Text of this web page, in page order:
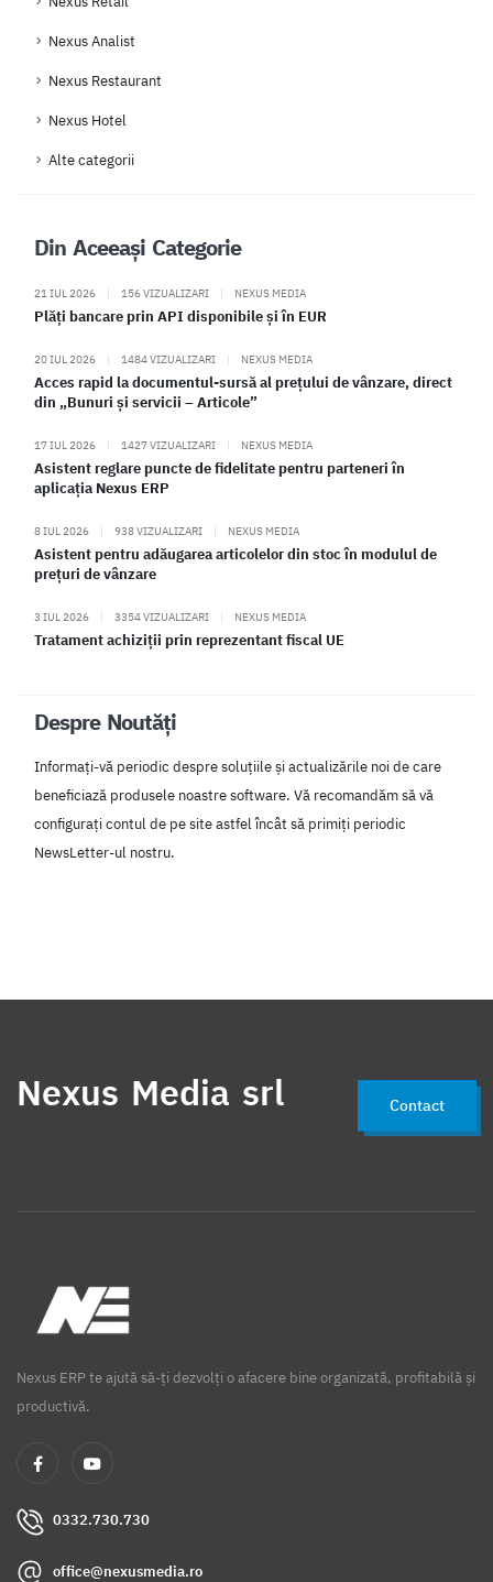
Nexus Analist
Nexus Restaurant
Nexus Hotel
Alte categorii
Din Aceeași Categorie
21 IUL 2026 | 156 VIZUALIZARI | NEXUS MEDIA
Plăți bancare prin API disponibile și în EUR
20 IUL 2026 | 1484 VIZUALIZARI | NEXUS MEDIA
Acces rapid la documentul-sursă al prețului de vânzare, direct
din „Bunuri și servicii – Articole”
17 IUL 2026 | 1427 VIZUALIZARI | NEXUS MEDIA
Asistent reglare puncte de fidelitate pentru parteneri în
aplicația Nexus ERP
8 IUL 2026 | 938 VIZUALIZARI | NEXUS MEDIA
Asistent pentru adăugarea articolelor din stoc în modulul de
prețuri de vânzare
3 IUL 2026 | 3354 VIZUALIZARI | NEXUS MEDIA
Tratament achiziții prin reprezentant fiscal UE
Despre Noutăți
Informați-vă periodic despre soluțiile și actualizările noi de care
beneficiază produsele noastre software. Vă recomandăm să vă
configurați contul de pe site astfel încât să primiți periodic
NewsLetter-ul nostru.
Nexus Media srl Contact
Nexus ERP te ajută să-ți dezvolți o afacere bine organizată, profitabilă și
productivă.
0332.730.730
office@nexusmedia.ro